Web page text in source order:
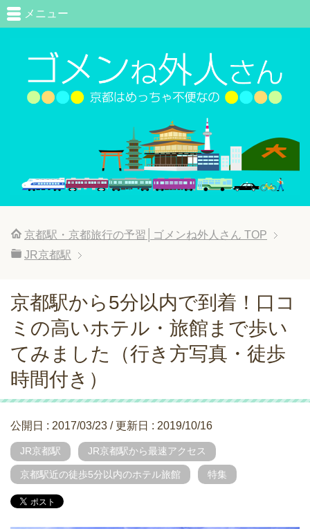
メニュー
京都駅・京都旅行の予習│ゴメンね外人さん TOP
JR京都駅
京都駅から5分以内で到着！口コ
ミの高いホテル・旅館まで歩い
てみました（行き方写真・徒歩
時間付き）
公開日 : 2017/03/23 / 更新日 : 2019/10/16
JR京都駅 JR京都駅から最速アクセス
京都駅近の徒歩5分以内のホテル旅館 特集